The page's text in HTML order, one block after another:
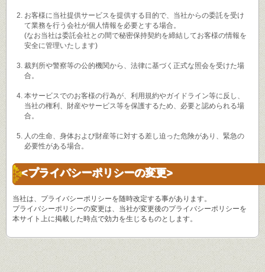
お客様に当社提供サービスを提供する目的で、当社からの委託を受け
て業務を行う会社が個人情報を必要とする場合。
(なお当社は委託会社との間で秘密保持契約を締結してお客様の情報を
安全に管理いたします)
裁判所や警察等の公的機関から、法律に基づく正式な照会を受けた場
合。
本サービスでのお客様の行為が、利用規約やガイドライン等に反し、
当社の権利、財産やサービス等を保護するため、必要と認められる場
合。
人の生命、身体および財産等に対する差し迫った危険があり、緊急の
必要性がある場合。
<プライバシーポリシーの変更>
当社は、プライバシーポリシーを随時改定する事があります。
プライバシーポリシーの変更は、当社が変更後のプライバシーポリシーを
本サイト上に掲載した時点で効力を生じるものとします。